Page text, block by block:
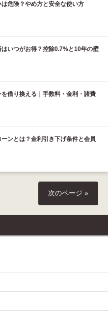
危険？やめ方と安全な使い方
いつがお得？控除0.7%と10年の壁
借り換える｜手数料・金利・諸費
ンとは？金利引き下げ条件と会員
次のページ »